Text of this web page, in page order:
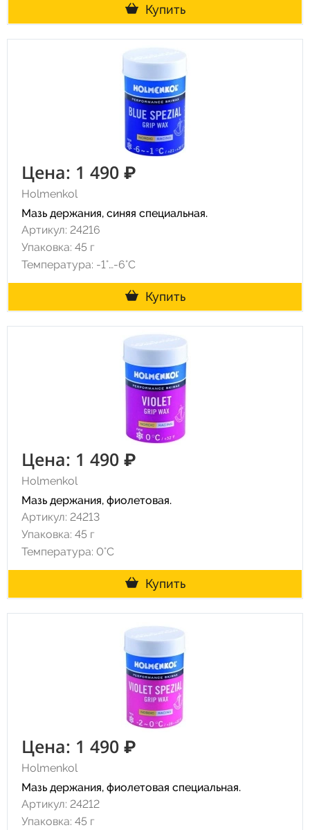
Купить
Цена: 1 490 ₽
Holmenkol
Мазь держания, синяя специальная.
Артикул: 24216
Упаковка: 45 г
Температура: -1°…-6°C
Купить
Цена: 1 490 ₽
Holmenkol
Мазь держания, фиолетовая.
Артикул: 24213
Упаковка: 45 г
Температура: 0°C
Купить
Цена: 1 490 ₽
Holmenkol
Мазь держания, фиолетовая специальная.
Артикул: 24212
Упаковка: 45 г